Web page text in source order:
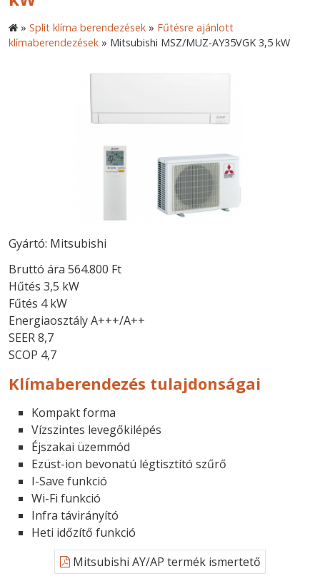
» Split klíma berendezések » Fűtésre ajánlott
klímaberendezések » Mitsubishi MSZ/MUZ-AY35VGK 3,5 kW
Gyártó: Mitsubishi
Bruttó ára 564.800 Ft
Hűtés 3,5 kW
Fűtés 4 kW
Energiaosztály A+++/A++
SEER 8,7
SCOP 4,7
Klímaberendezés tulajdonságai
Kompakt forma
Vízszintes levegőkilépés
Éjszakai üzemmód
Ezüst-ion bevonatú légtisztító szűrő
I-Save funkció
Wi-Fi funkció
Infra távirányító
Heti időzítő funkció
Mitsubishi AY/AP termék ismertető